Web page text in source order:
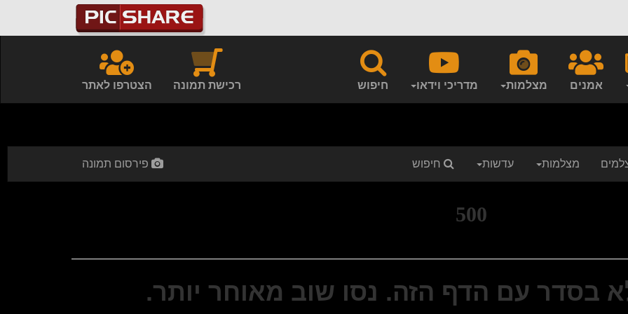
חיפוש מדריכי וידאו מצלמות אמנים הצטרפו לאתר רכישת תמונה
חיפוש עדשות מצלמות פירסום תמונה
500
בסדר עם הדף הזה. נסו שוב מאוחר יותר.